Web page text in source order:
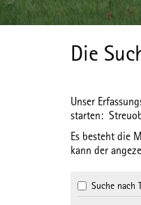
Die
Unser
starten:
Es besteht die
kann der
Suche nach